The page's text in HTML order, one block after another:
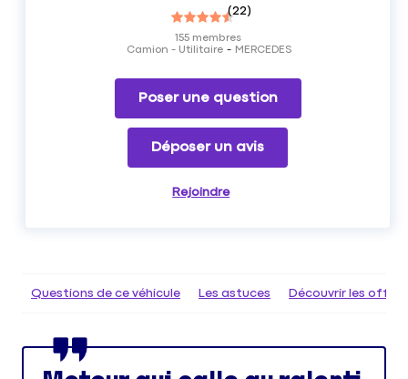
(22)
Camion - Utilitaire MERCEDES
155membres
Poser une question
Déposer un avis
Rejoindre
Questions de ce véhicule Les astuces Découvrir les